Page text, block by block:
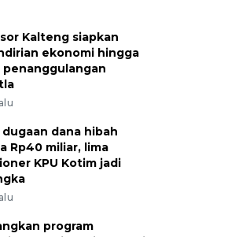
Kalteng siapkan
ekonomi hingga
dugaan dana hibah
Rp40 miliar, lima
KPU Kotim jadi
program